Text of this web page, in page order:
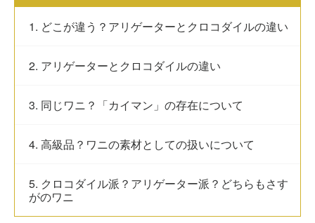
1. どこが違う？アリゲーターとクロコダイルの違い
2. アリゲーターとクロコダイルの違い
3. 同じワニ？「カイマン」の存在について
4. 高級品？ワニの素材としての扱いについて
5. クロコダイル派？アリゲーター派？どちらもさす
がのワニ